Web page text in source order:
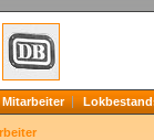
Mitarbeiter